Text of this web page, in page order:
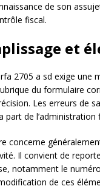
de son
fiscal.
et
2705 a sd exige
du formulaire
Les erreurs de
part de
concerne
Il convient de
notamment le
de ces